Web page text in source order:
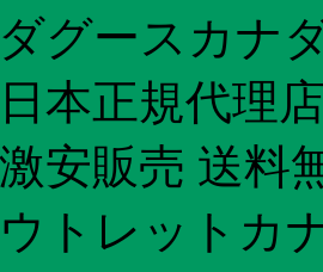
グースカナ
本正規代理
安販売 送料
トレットカ